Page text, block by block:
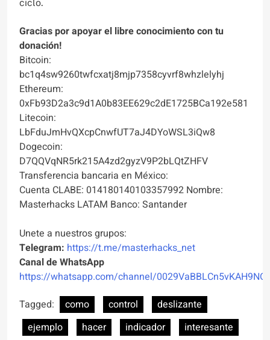
ciclo.
Gracias por apoyar el libre conocimiento con tu
donación!
Bitcoin:
bc1q4sw9260twfcxatj8mjp7358cyvrf8whzlelyhj
Ethereum:
0xFb93D2a3c9d1A0b83EE629c2dE1725BCa192e581
Litecoin:
LbFduJmHvQXcpCnwfUT7aJ4DYoWSL3iQw8
Dogecoin:
D7QQVqNR5rk215A4zd2gyzV9P2bLQtZHFV
Transferencia bancaria en México:
Cuenta CLABE: 014180140103357992 Nombre:
Masterhacks LATAM Banco: Santander
Unete a nuestros grupos:
Telegram: https://t.me/masterhacks_net
Canal de WhatsApp
https://whatsapp.com/channel/
Tagged:
como control
deslizante
ejemplo
hacer indicador
interesante